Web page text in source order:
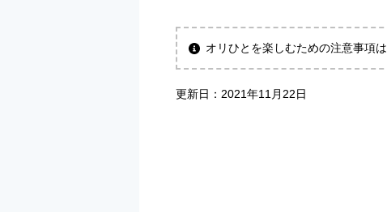
オリひとを楽しむための注意事項は
更新日： 2021年11月22日